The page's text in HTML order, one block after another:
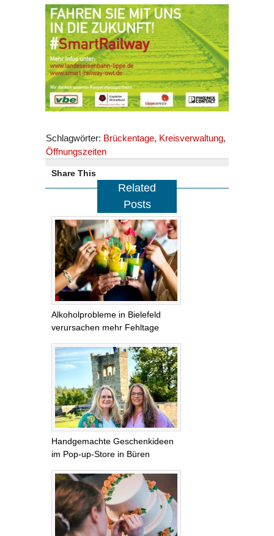
Schlagwörter: Brückentage, Kreisverwaltung,
Öffnungszeiten
Share This
Related
Posts
Alkoholprobleme in Bielefeld
verursachen mehr Fehltage
Handgemachte Geschenkideen
im Pop-up-Store in Büren